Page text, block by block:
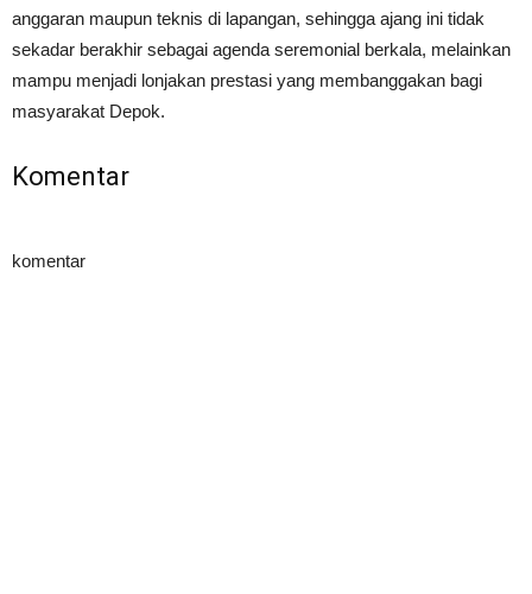
anggaran maupun teknis di lapangan, sehingga ajang ini tidak
sekadar berakhir sebagai agenda seremonial berkala, melainkan
mampu menjadi lonjakan prestasi yang membanggakan bagi
masyarakat Depok.
Komentar
komentar